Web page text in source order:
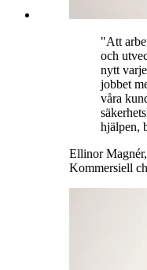
"Att
och
nytt
jobbet
våra
hjälpen,
Ellinor Magnér,
Kommersiell